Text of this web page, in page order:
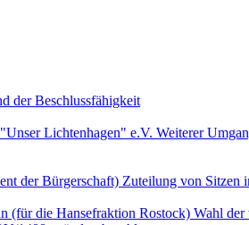
der Beschlussfähigkeit
Lichtenhagen" e.V. Weiterer
der Bürgerschaft) Zuteilung von
(für die Hansefraktion Rostock) Wahl